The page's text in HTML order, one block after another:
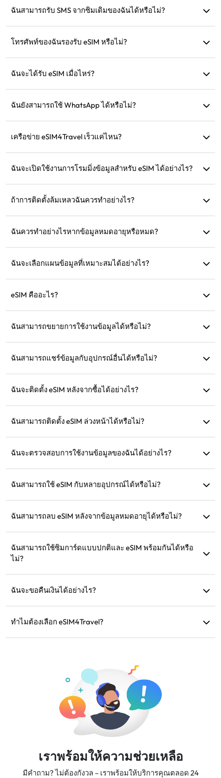
WhatsApp เพื่อการสื่อสารได้
ฉันสามารถรับ SMS จากซิมเดิมของฉันได้หรือไม่?
เพื่อรับ SMS เช่น การแจ้งเตือนบัตรเครดิตขณะเดินทาง
โทรศัพท์ของฉันรองรับ eSIM หรือไม่?
เพื่อยืนยันว่าอุปกรณ์ของคุณรองรับ eSIM หรือไม่
ฉันจะได้รับ eSIM เมื่อไหร่?
บนเว็บไซต์หลังจากการซื้อ
ฉันยังสามารถใช้ WhatsApp ได้หรือไม่?
เครือข่าย eSIM4Travel เร็วแค่ไหน?
สินค้า ความแข็งแกร่งของเครือข่ายขึ้นอยู่กับผู้ให้บริการในพื้นที่
ฉันจะเปิดใช้งานการโรมมิ่งข้อมูลสำหรับ eSIM ได้อย่างไร?
'บริการมือถือ' และเปิดใช้งาน 'การโรมมิ่งข้อมูล'
ถ้าการติดตั้งล้มเหลวฉันควรทำอย่างไร?
ไม่ เนื่องจาก eSIM แต่ละตัวสามารถติดตั้งได้เพียงครั้งเดียว หาก
ฉันควรทำอย่างไรหากข้อมูลหมดอายุหรือหมด?
ฉันจะเลือกแผนข้อมูลที่เหมาะสมได้อย่างไร?
10GB, 20GB)/30 วัน คุณสามารถเลือกตามความต้องการของ
eSIM คืออะไร?
จากดาวน์โหลดและติดตั้งแล้ว คุณสามารถใช้งานเพื่อเชื่อมต่อ
ฉันสามารถขยายการใช้งานข้อมูลได้หรือไม่?
จากแผนปัจจุบันหมดอายุ
ฉันสามารถแชร์ข้อมูลกับอุปกรณ์อื่นได้หรือไม่?
ข้อมูลจะเหมือนกับในโทรศัพท์ของคุณ
ฉันจะติดตั้ง eSIM หลังจากซื้อได้อย่างไร?
การติดตั้ง
ฉันสามารถติดตั้ง eSIM ล่วงหน้าได้หรือไม่?
สามารถใช้งานได้ทันทีเมื่อมาถึง
ฉันจะตรวจสอบการใช้งานข้อมูลของฉันได้อย่างไร?
บนเว็บไซต์
ฉันสามารถใช้ eSIM กับหลายอุปกรณ์ได้หรือไม่?
ติดต่อฝ่ายบริการลูกค้าสำหรับการโอนย้าย
ฉันสามารถลบ eSIM หลังจากข้อมูลหมดอายุได้หรือไม่?
อนาคตไปยังภูมิภาคเดิม
ฉันสามารถใช้ซิมการ์ดแบบปกติและ eSIM พร้อมกันได้หรือ
ไม่?
ธรรมเนียมโรมมิ่งเพิ่มเติมจากซิมการ์ดแบบปกติ
ฉันจะขอคืนเงินได้อย่างไร?
มีปัญหาทางเทคนิค คุณสามารถขอคืนเงินได้ การคืนเงินจะถูก
ทำไมต้องเลือก eSIM4Travel?
เราพร้อมให้ความช่วยเหลือ
มีคำถาม? ไม่ต้องกังวล – เราพร้อมให้บริการคุณตลอด 24